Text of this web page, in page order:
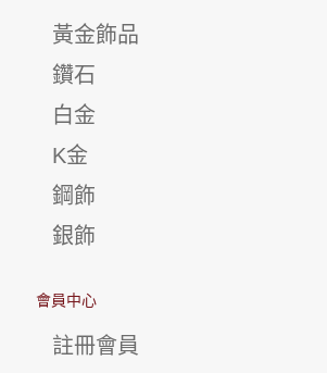
黃金飾品
鑽石
白金
K金
鋼飾
銀飾
會員中心
註冊會員